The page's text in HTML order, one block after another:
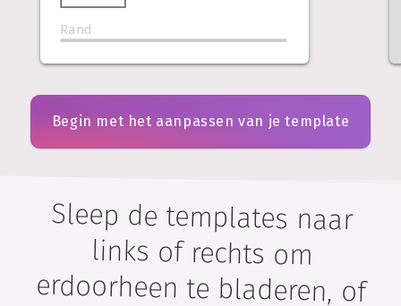
Rand
Begin met het aanpassen van je template
Sleep de templates naar
links of rechts om
erdoorheen te bladeren, of
gebruik de pijltjestoetsen om